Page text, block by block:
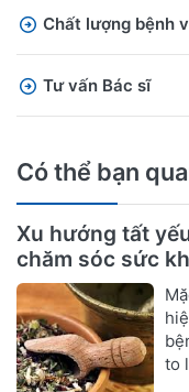
Chất lượng bệnh
Tư vấn Bác sĩ
Có thể bạn
Xu hướng tất
chăm sóc sức
to